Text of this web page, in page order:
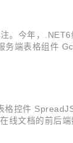
今年，
端表格组件
控件
文档的前后